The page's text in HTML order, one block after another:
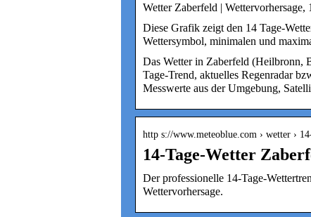
Wetter Zaberfeld | Wettervorhersage,
Diese Grafik zeigt den 14 Tage-
Wettersymbol, minimalen und
Das Wetter in Zaberfeld (Heilbronn,
Tage-Trend, aktuelles Regenradar
Messwerte aus der Umgebung,
http s://www.meteoblue.com › wetter ›
14-Tage-Wetter
Der professionelle 14-Tage-
Wettervorhersage.